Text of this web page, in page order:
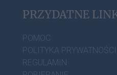
PRZYDATNE
POMOC
POLITYKA PRYWATNOŚCI
REGULAMIN